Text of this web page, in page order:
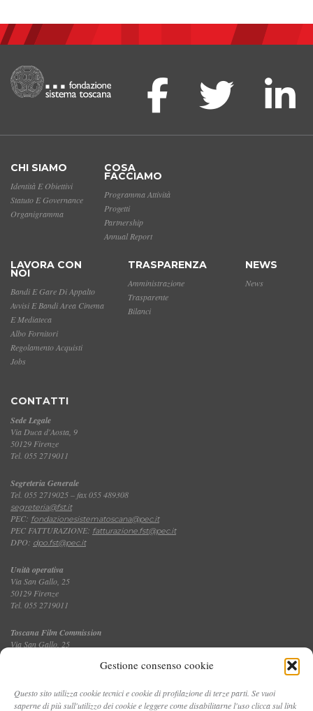
Gestione consenso cookie
Questo sito utilizza cookie tecnici e cookie di profilazione di terze parti. Se vuoi
saperne di più sull'utilizzo dei cookie e leggere come disabilitarne l'uso clicca sul link
CHI SIAMO
Identità E Obiettivi
Statuto E Governance
Organigramma
COSA
FACCIAMO
Programma Attività
Progetti
Partnership
Annual Report
LAVORA CON
NOI
Bandi E Gare Di Appalto
Avvisi E Bandi Area Cinema
E Mediateca
Albo Fornitori
Regolamento Acquisti
Jobs
TRASPARENZA
Amministrazione
Trasparente
Bilanci
NEWS
News
CONTATTI
Sede Legale
Via Duca d'Aosta, 9
50129 Firenze
Tel. 055 2719011
Segreteria Generale
Tel. 055 2719025 – fax 055 489308
segreteria@fst.it
PEC: fondazionesistematoscana@pec.it
PEC FATTURAZIONE: fatturazione.fst@pec.it
DPO: dpo.fst@pec.it
Unità operativa
Via San Gallo, 25
50129 Firenze
Tel. 055 2719011
Toscana Film Commission
Via San Gallo, 25